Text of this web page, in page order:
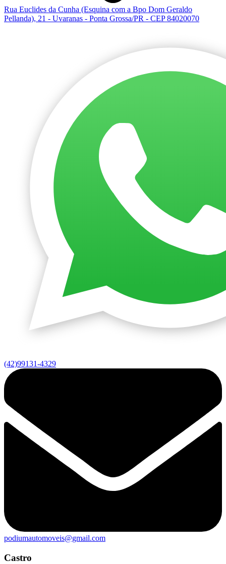
Rua Euclides da Cunha (Esquina com a Bpo Dom Geraldo
Pellanda), 21 - Uvaranas - Ponta Grossa/PR - CEP 84020070
(42)99131-4329
podiumautomoveis@gmail.com
Castro